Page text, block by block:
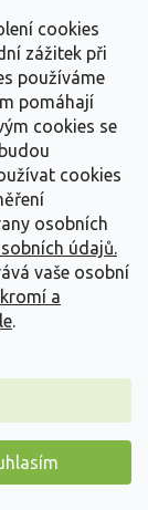
cookies
zážitek při
používáme
pomáhají
cookies se
cookies
osobních
údajů.
vaše osobní
a
.
Všechna práva